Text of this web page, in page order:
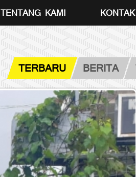
TENTANG KAMI
TERBARU BERITA